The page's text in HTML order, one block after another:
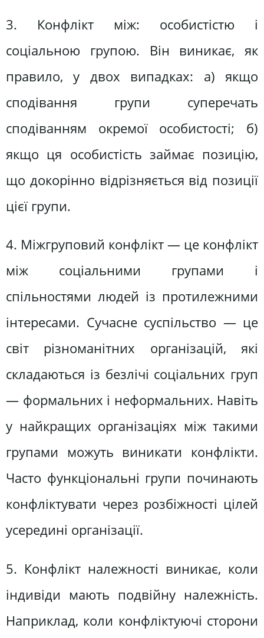
3. Конфлікт між: особистістю і
соціальною групою. Він виникає, як
правило, у двох випадках: а) якщо
сподівання групи суперечать
сподіванням окремої особистості; б)
якщо ця особистість займає позицію,
що докорінно відрізняється від позиції
цієї групи.
4. Міжгруповий конфлікт — це конфлікт
між соціальними групами і
спільностями людей із протилежними
інтересами. Сучасне суспільство — це
світ різноманітних організацій, які
складаються із безлічі соціальних груп
— формальних і неформальних. Навіть
у найкращих організаціях між такими
групами можуть виникати конфлікти.
Часто функціональні групи починають
конфліктувати через розбіжності цілей
усередині організації.
5. Конфлікт належності виникає, коли
індивіди мають подвійну належність.
Наприклад, коли конфліктуючі сторони